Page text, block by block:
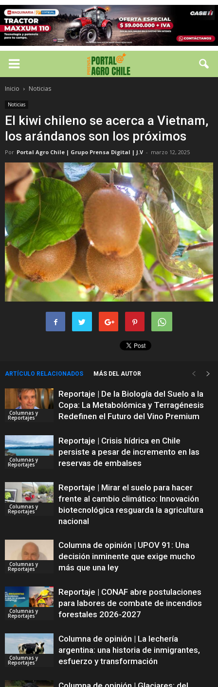
Inicio Noticias
Noticias
El kiwi chileno se acerca a Vietnam,
los arándanos son los próximos
Por Portal Agro Chile | Grupo Prensa Digital | J.V - marzo 12, 2025
ARTÍCULO RELACIONADOS MÁS DEL AUTOR
Columnas y
Reportajes
Reportaje | De la Biología del Suelo a la
Copa: La Metabolómica y Terragénesis
Redefinen el Futuro del Vino Premium
Columnas y
Reportajes
Reportaje | Crisis hídrica en Chile
persiste a pesar de incremento en las
reservas de embalses
Columnas y
Reportajes
Reportaje | Mirar el suelo para hacer
frente al cambio climático: Innovación
biotecnológica resguarda la agricultura
nacional
Columnas y
Reportajes
Columna de opinión | UPOV 91: Una
decisión inminente que exige mucho
más que una ley
Columnas y
Reportajes
Reportaje | CONAF abre postulaciones
para labores de combate de incendios
forestales 2026-2027
Columnas y
Reportajes
Columna de opinión | La lechería
argentina: una historia de inmigrantes,
esfuerzo y transformación